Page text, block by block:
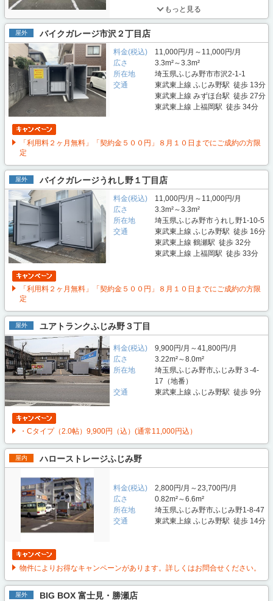
もっと見る
屋外 バイクガレージ市沢２丁目店
料金(税込)
11,000円/月～11,000円/月
広さ
3.3m²～3.3m²
所在地
埼玉県ふじみ野市市沢2-1-1
交通
東武東上線 ふじみ野駅 徒歩 13分
東武東上線 みずほ台駅 徒歩 27分
東武東上線 上福岡駅 徒歩 34分
「利用料２ヶ月無料」「契約金５００円」８月１０日までにご成約の方限
定
屋外 バイクガレージうれし野１丁目店
料金(税込)
11,000円/月～11,000円/月
広さ
3.3m²～3.3m²
所在地
埼玉県ふじみ野市うれし野1-10-5
交通
東武東上線 ふじみ野駅 徒歩 16分
東武東上線 鶴瀬駅 徒歩 32分
東武東上線 上福岡駅 徒歩 33分
「利用料２ヶ月無料」「契約金５００円」８月１０日までにご成約の方限
定
屋外 ユアトランクふじみ野３丁目
料金(税込)
9,900円/月～41,800円/月
広さ
3.22m²～8.0m²
所在地
埼玉県ふじみ野市ふじみ野３-4-
17（地番）
交通
東武東上線 ふじみ野駅 徒歩 9分
・Cタイプ（2.0帖）9,900円（込）(通常11,000円込）
屋内 ハローストレージふじみ野
料金(税込)
2,800円/月～23,700円/月
広さ
0.82m²～6.6m²
所在地
埼玉県ふじみ野市ふじみ野1-8-47
交通
東武東上線 ふじみ野駅 徒歩 14分
物件によりお得なキャンペーンがあります。詳しくはお問合せください。
屋外 BIG BOX 富士見・勝瀬店